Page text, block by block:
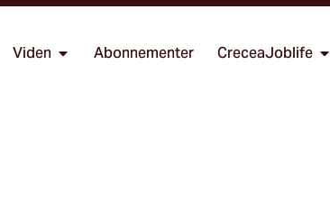
Viden Abonnementer CreceaJoblife